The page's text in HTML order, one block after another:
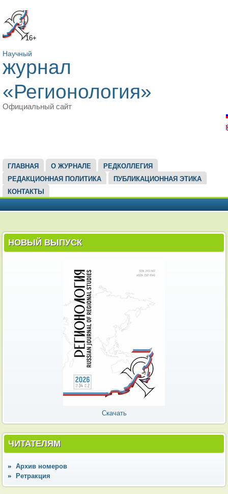
16+
Научный
журнал
«Регионология»
Официальный сайт
ГЛАВНОЕ МЕНЮ
ГЛАВНАЯ О ЖУРНАЛЕ
РЕДКОЛЛЕГИЯ
РЕДАКЦИОННАЯ ПОЛИТИКА
ПУБЛИКАЦИОННАЯ ЭТИКА
КОНТАКТЫ
НОВЫЙ ВЫПУСК
Скачать
ЧИТАТЕЛЯМ
Архив номеров
Ретракция